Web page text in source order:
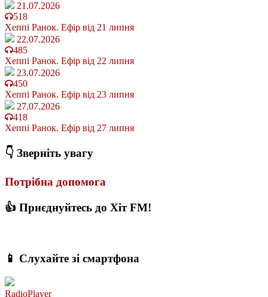
21.07.2026
518
Хеппі Ранок. Ефір від 21 липня
22.07.2026
485
Хеппі Ранок. Ефір від 22 липня
23.07.2026
450
Хеппі Ранок. Ефір від 23 липня
27.07.2026
418
Хеппі Ранок. Ефір від 27 липня
👇 Зверніть увагу
Потрібна допомога
👍 Приєднуйтесь до Хіт FM!
📱 Слухайте зі смартфона
RadioPlayer